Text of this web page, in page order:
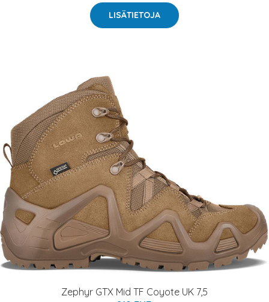
LISÄTIETOJA
Zephyr GTX Mid TF Coyote UK 7,5